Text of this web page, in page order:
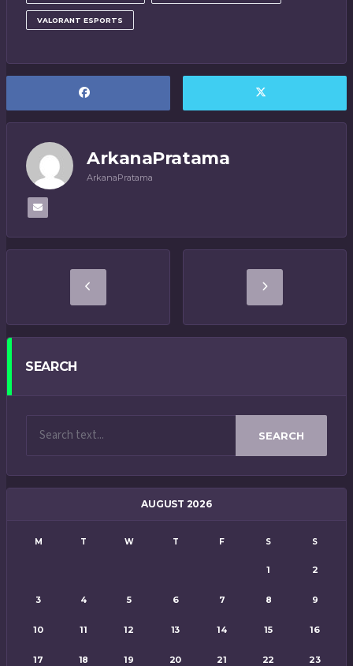
VALORANT ESPORTS
ArkanaPratama
ArkanaPratama
SEARCH
SEARCH
AUGUST 2026
M T W T F S S
1 2
3 4 5 6 7 8 9
10 11 12 13 14 15 16
17 18 19 20 21 22 23